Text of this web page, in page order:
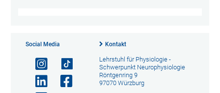
Social Media Kontakt
Lehrstuhl für Physiologie -
Schwerpunkt Neurophysiologie
Röntgenring 9
97070 Würzburg